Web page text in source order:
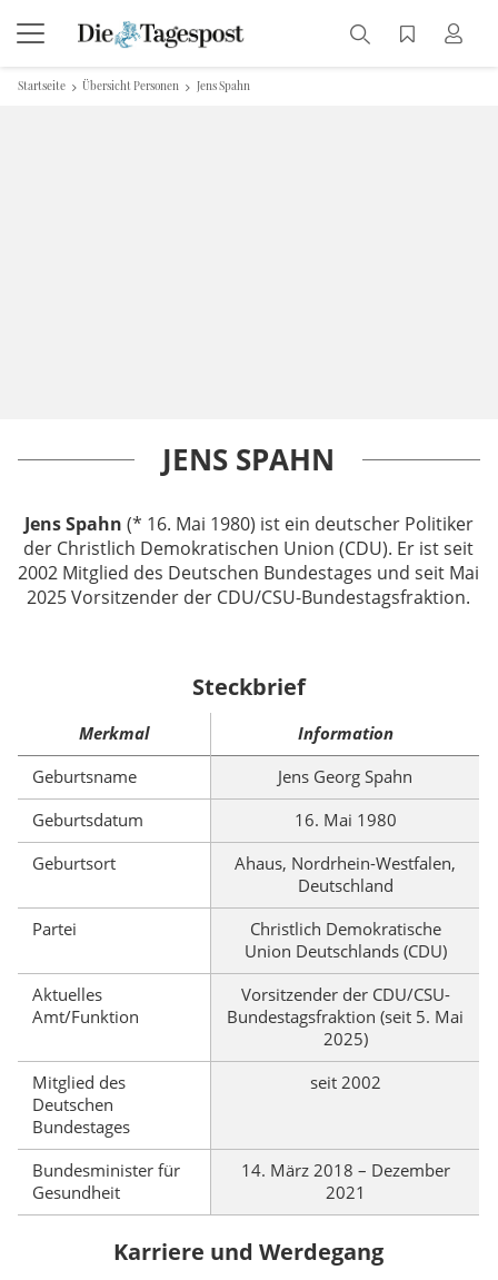
Startseite Übersicht Personen Jens Spahn
JENS SPAHN
Jens Spahn (* 16. Mai 1980) ist ein deutscher Politiker
der Christlich Demokratischen Union (CDU). Er ist seit
2002 Mitglied des Deutschen Bundestages und seit Mai
2025 Vorsitzender der CDU/CSU-Bundestagsfraktion.
Steckbrief
Merkmal Information
Geburtsname Jens Georg Spahn
Geburtsdatum 16. Mai 1980
Geburtsort
Ahaus, Nordrhein-Westfalen,
Deutschland
Partei
Christlich Demokratische
Union Deutschlands (CDU)
Aktuelles
Amt/Funktion
Vorsitzender der CDU/CSU-
Bundestagsfraktion (seit 5. Mai
2025)
Mitglied des
Deutschen
Bundestages
seit 2002
Bundesminister für
Gesundheit
14. März 2018 – Dezember
2021
Karriere und Werdegang